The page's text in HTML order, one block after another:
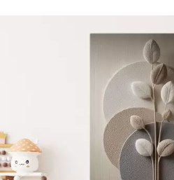
Яскраві, насичені кольори
Стійкість до вицвітання
Безпечне чорнило без запаху
Поверхня з текстурою полотна
Екологічний матеріал
Преміум
Від363